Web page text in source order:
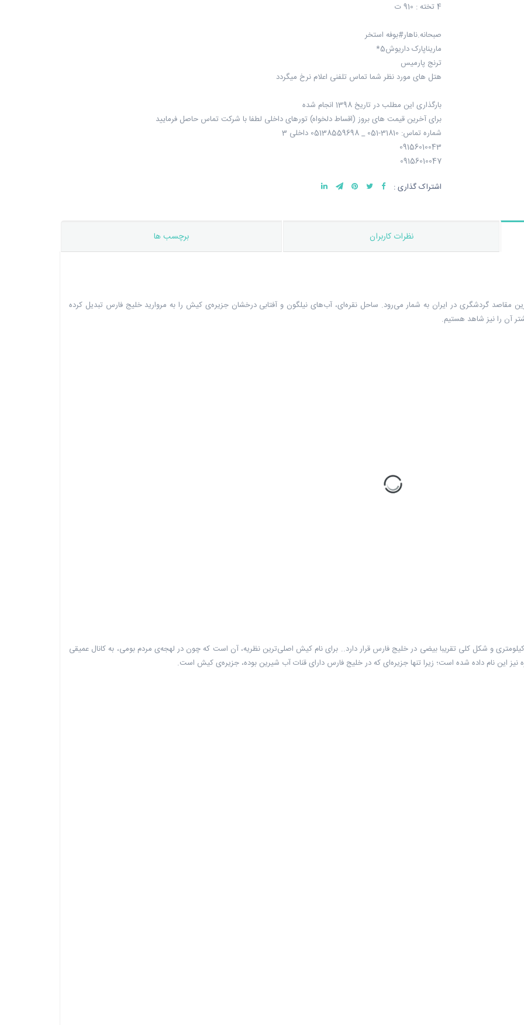
4 تخته : 910 ت
صبحانه.ناهار#بوفه استخر
ماریناپارک داریوش5*
ترنج پارمیس
هتل های مورد نظر شما تماس تلفنی اعلام نرخ میگردد
بارگذاری این مطلب در تاریخ 1398 انجام شده
برای آخرین قیمت های بروز (اقساط دلخواه) تورهای داخلی لطفا با شرکت تماس حاصل فرمایید
شماره تماس: 31810-051 _ 05138559698 داخلی 3
09156010043
09156010047
اشتراک گذاری :
نظرات کاربران برچسب ها
گردشگری در ایران به شمار می‌رود. ساحل نقره‌ای، آب‌های نیلگون و آفتابی درخشان جزیره‌ی کیش را به مروارید خلیج فارس تبدیل کرده
آن را نیز شاهد هستیم.
جزيره‌ی کيش با مساحت ۹۱ کيلومتر مربع، پيرامون ساحلی ۴۳ کيلومتری و شکل کلی تقريبا بيضی در خليج فارس قرار دارد.. برای نام کیش اصلی‌ترین نظریه، آن است که چون در لهجه‌ی مردم بومی، به کانال عمیقی
این نام داده شده است؛ زیرا تنها جزیره‌ای که در خلیج فارس دارای قنات آب شیرین بوده، جزیره‌ی کیش است.